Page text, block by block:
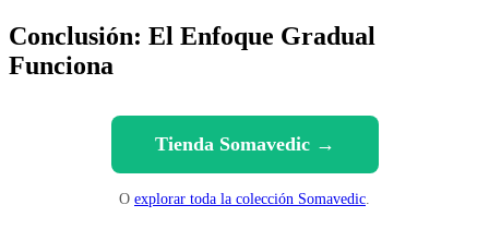
Conclusión: El Enfoque Gradual
Funciona
Tienda Somavedic →
O explorar toda la colección Somavedic